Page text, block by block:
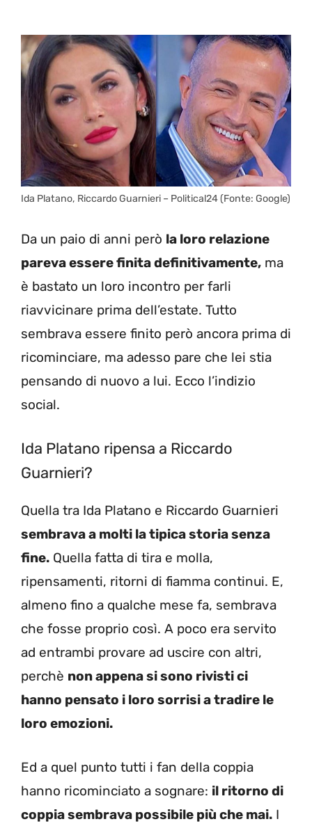
Ida Platano, Riccardo Guarnieri – Political24 (Fonte: Google)
Da un paio di anni però la loro relazione
pareva essere finita definitivamente, ma
è bastato un loro incontro per farli
riavvicinare prima dell’estate. Tutto
sembrava essere finito però ancora prima di
ricominciare, ma adesso pare che lei stia
pensando di nuovo a lui. Ecco l’indizio
social.
Ida Platano ripensa a Riccardo
Guarnieri?
Quella tra Ida Platano e Riccardo Guarnieri
sembrava a molti la tipica storia senza
fine. Quella fatta di tira e molla,
ripensamenti, ritorni di fiamma continui. E,
almeno fino a qualche mese fa, sembrava
che fosse proprio così. A poco era servito
ad entrambi provare ad uscire con altri,
perchè non appena si sono rivisti ci
hanno pensato i loro sorrisi a tradire le
loro emozioni.
Ed a quel punto tutti i fan della coppia
hanno ricominciato a sognare: il ritorno di
coppia sembrava possibile più che mai. I